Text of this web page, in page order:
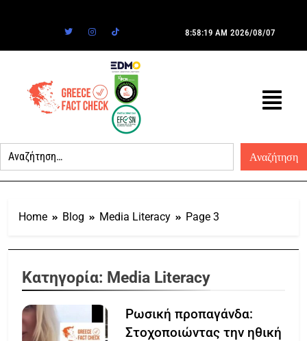
8:58:19 AM 2026/08/07
Home Blog Media Literacy Page 3
Κατηγορία: Media Literacy
Ρωσική προπαγάνδα:
Στοχοποιώντας την ηθική